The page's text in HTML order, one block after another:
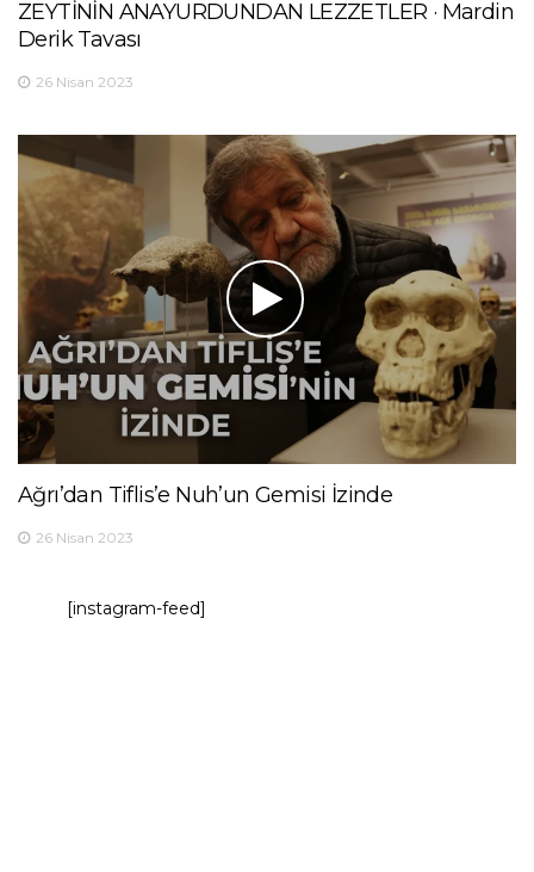
ZEYTİNİN ANAYURDUNDAN LEZZETLER · Mardin
Derik Tavası
26 Nisan 2023
Ağrı’dan Tiflis’e Nuh’un Gemisi İzinde
26 Nisan 2023
[instagram-feed]